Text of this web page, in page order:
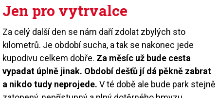
Jen pro vytrvalce
Za celý další den se nám daří zdolat zbylých sto
kilometrů. Je období sucha, a tak se nakonec jede
kupodivu celkem dobře. Za měsíc už bude cesta
vypadat úplně jinak. Období dešťů jí dá pěkně zabrat
a nikdo tudy neprojede. V té době ale bude park stejně